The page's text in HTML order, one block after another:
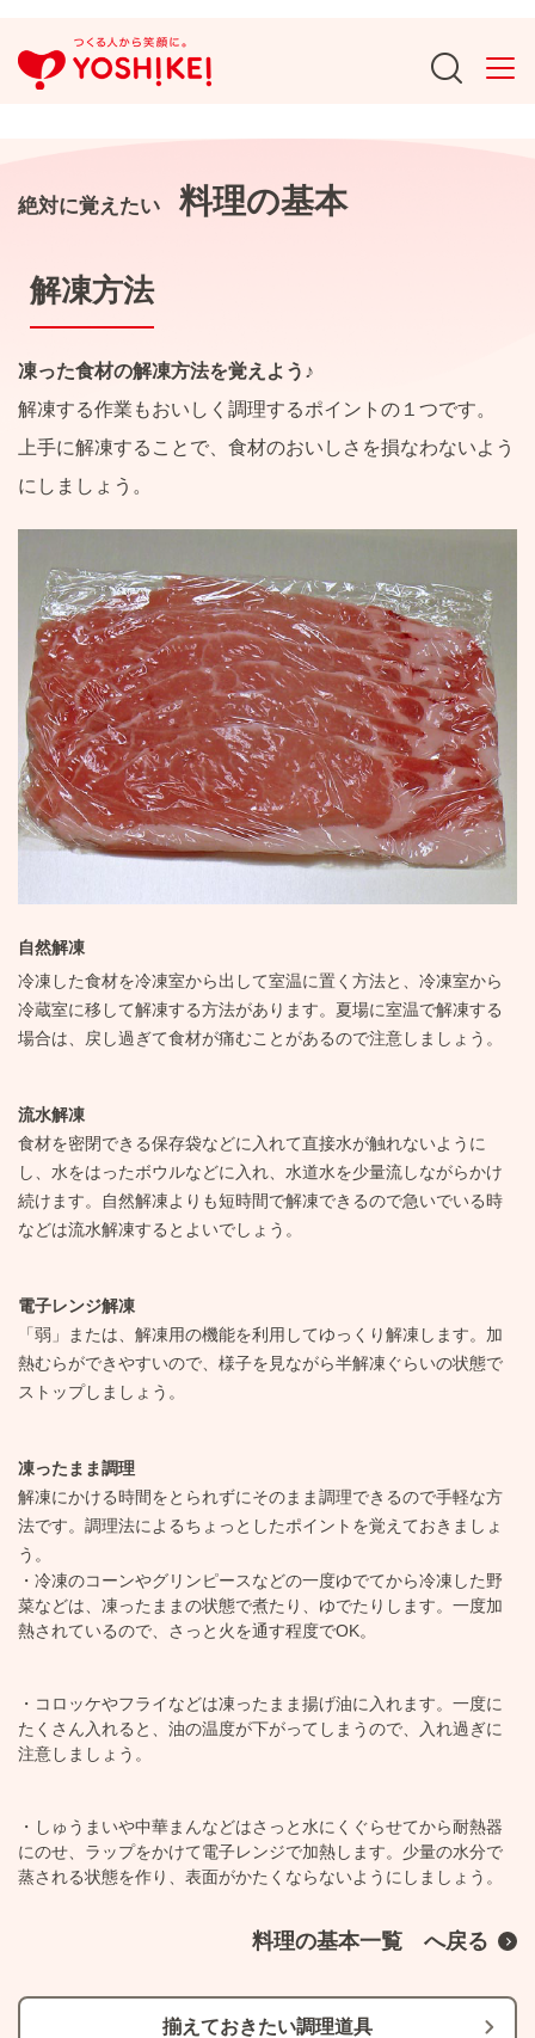
絶対に覚えたい 料理の基本
解凍方法
凍った食材の解凍方法を覚えよう♪
解凍する作業もおいしく調理するポイントの１つです。
上手に解凍することで、食材のおいしさを損なわないよう
にしましょう。
自然解凍
冷凍した食材を冷凍室から出して室温に置く方法と、冷凍室から
冷蔵室に移して解凍する方法があります。夏場に室温で解凍する
場合は、戻し過ぎて食材が痛むことがあるので注意しましょう。
流水解凍
食材を密閉できる保存袋などに入れて直接水が触れないように
し、水をはったボウルなどに入れ、水道水を少量流しながらかけ
続けます。自然解凍よりも短時間で解凍できるので急いでいる時
などは流水解凍するとよいでしょう。
電子レンジ解凍
「弱」または、解凍用の機能を利用してゆっくり解凍します。加
熱むらができやすいので、様子を見ながら半解凍ぐらいの状態で
ストップしましょう。
凍ったまま調理
解凍にかける時間をとられずにそのまま調理できるので手軽な方
法です。調理法によるちょっとしたポイントを覚えておきましょ
う。
冷凍のコーンやグリンピースなどの一度ゆでてから冷凍した野
菜などは、凍ったままの状態で煮たり、ゆでたりします。一度加
熱されているので、さっと火を通す程度でOK。
コロッケやフライなどは凍ったまま揚げ油に入れます。一度に
たくさん入れると、油の温度が下がってしまうので、入れ過ぎに
注意しましょう。
しゅうまいや中華まんなどはさっと水にくぐらせてから耐熱器
にのせ、ラップをかけて電子レンジで加熱します。少量の水分で
蒸される状態を作り、表面がかたくならないようにしましょう。
料理の基本一覧 へ戻る
揃えておきたい調理道具